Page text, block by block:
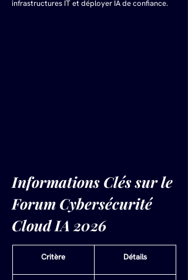
infrastructures IT et déployer IA de confiance.
Informations Clés sur le
Forum Cybersécurité
Cloud IA 2026
Critère Détails